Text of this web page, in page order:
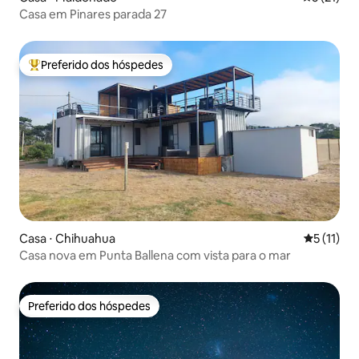
Casa em Pinares parada 27
Entre os melhores preferidos dos hóspedes
Preferido dos hóspedes
Casa ⋅ Chihuahua 5 de uma
5 (11)
Casa nova em Punta Ballena com vista para o mar
Preferido dos hóspedes
Preferido dos hóspedes